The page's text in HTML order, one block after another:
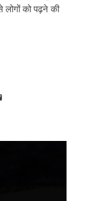
लोगों को पढ़ने की